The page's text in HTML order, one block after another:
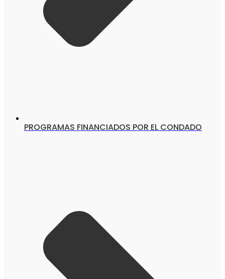
PROGRAMAS FINANCIADOS POR EL CONDADO